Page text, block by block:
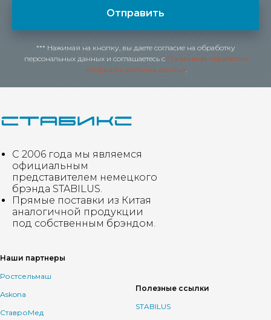
Отправить
*** Нажимая на кнопку, вы даете согласие на обработку
персональных данных и соглашаетесь c Политикой обработки
конфиденциальных данных.
С 2006 года мы являемся
официальным
представителем немецкого
брэнда STABILUS.
Прямые поставки из Китая
аналогичной продукции
под собственным брэндом.
Наши партнеры
Ростсельмаш
Askona
СтавроМед
Полезные ссылки
STABILUS